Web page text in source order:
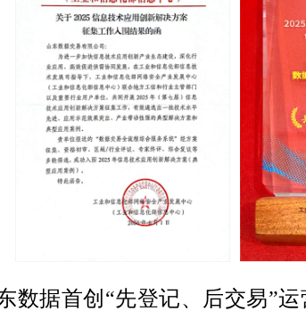
数据首创“先登记、后交易”